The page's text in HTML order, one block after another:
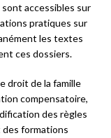
accessibles sur
pratiques sur
les textes
ces dossiers.
droit de la famille
compensatoire,
des règles
formations